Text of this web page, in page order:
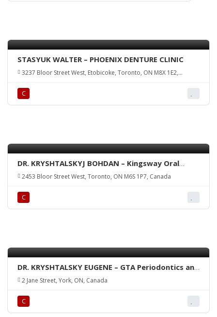
STASYUK WALTER – PHOENIX DENTURE CLINIC
3237 Bloor Street West, Etobicoke, Toronto, ON M8X 1E2,
С
DR. KRYSHTALSKYJ BOHDAN – Kingsway Oral
Surgery
2453 Bloor Street West, Toronto, ON M6S 1P7, Canada
С
DR. KRYSHTALSKY EUGENE – GTA Periodontics and
Dental Implants
2 Jane Street, York, ON, Canada
С